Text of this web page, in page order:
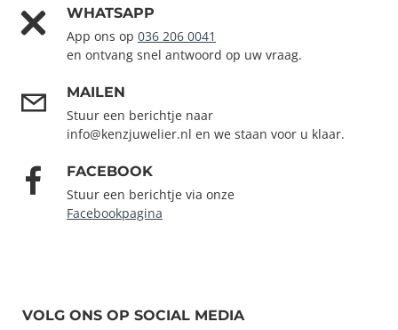
WHATSAPP
App ons op 036 206 0041
en ontvang snel antwoord op uw vraag.
MAILEN
Stuur een berichtje naar
info@kenzjuwelier.nl en we staan voor u klaar.
FACEBOOK
Stuur een berichtje via onze
Facebookpagina
VOLG ONS OP SOCIAL MEDIA